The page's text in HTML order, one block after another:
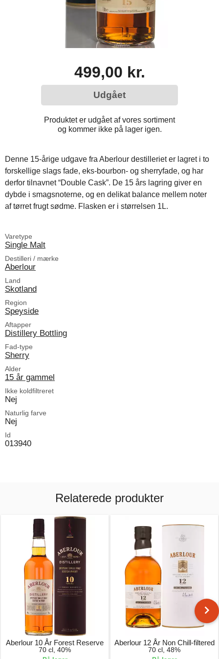
499,00 kr.
Udgået
Produktet er udgået af vores sortiment
og kommer ikke på lager igen.
Denne 15-årige udgave fra Aberlour destilleriet er lagret i to
forskellige slags fade, eks-bourbon- og sherryfade, og har
derfor tilnavnet “Double Cask”. De 15 års lagring giver en
dybde i smagsnoterne, og en delikat balance mellem noter
af tørret frugt sødme. Flasken er i størrelsen 1L.
Varetype
Single Malt
Destilleri / mærke
Aberlour
Land
Skotland
Region
Speyside
Aftapper
Distillery Bottling
Fad-type
Sherry
Alder
15 år gammel
Ikke koldfiltreret
Nej
Naturlig farve
Nej
Id
013940
Relaterede produkter
Aberlour 10 År Forest Reserve
70 cl, 40%
Aberlour 12 År Non Chill-filtered
70 cl, 48%